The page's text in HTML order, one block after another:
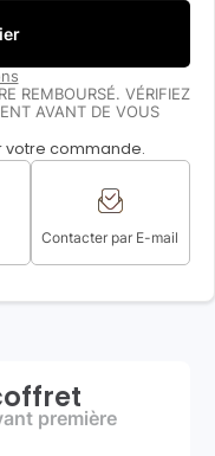
REMBOURSÉ. VÉRIFIEZ
AVANT DE VOUS
votre commande.
Contacter par E-mail
première